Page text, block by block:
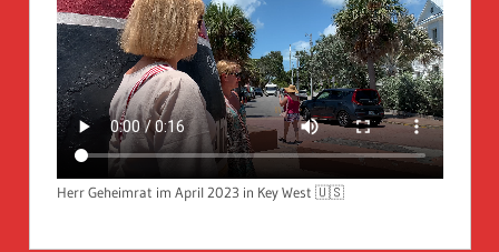
Herr Geheimrat im April 2023 in Key West 🇺🇸